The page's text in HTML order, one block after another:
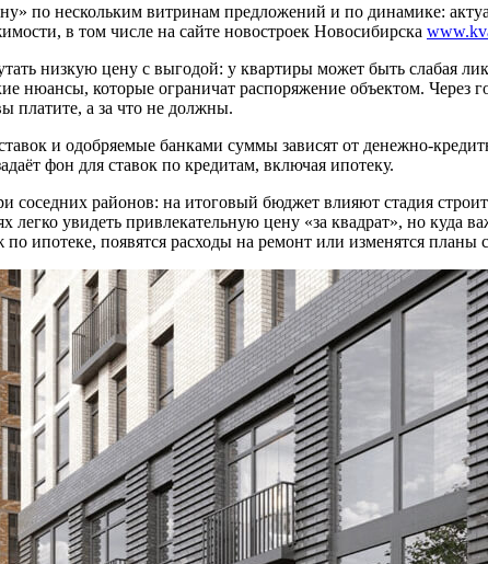
по нескольким витринам предложений и по динамике:
в том числе на сайте новостроек Новосибирска
низкую цену с выгодой: у квартиры может быть слабая
которые ограничат распоряжение объектом. Через
платите, а за что не должны.
и одобряемые банками суммы зависят от денежно-
фон для ставок по кредитам, включая ипотеку.
районов: на итоговый бюджет влияют стадия
увидеть привлекательную цену «за квадрат», но куда
по ипотеке, появятся расходы на ремонт или изменятся планы